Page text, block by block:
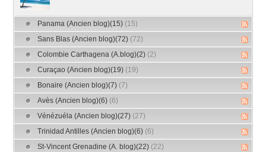
Panama (Ancien blog)(15) (15)
Sans Blas (Ancien blog)(72) (72)
Colombie Carthagena (A.blog)(2) (2)
Curaçao (Ancien blog)(19) (19)
Bonaire (Ancien blog)(7) (7)
Avès (Ancien blog)(6) (6)
Vénézuéla (Ancien blog)(27) (27)
Trinidad Antilles (Ancien blog)(6) (6)
St-Vincent Grenadine (A. blog)(22) (22)